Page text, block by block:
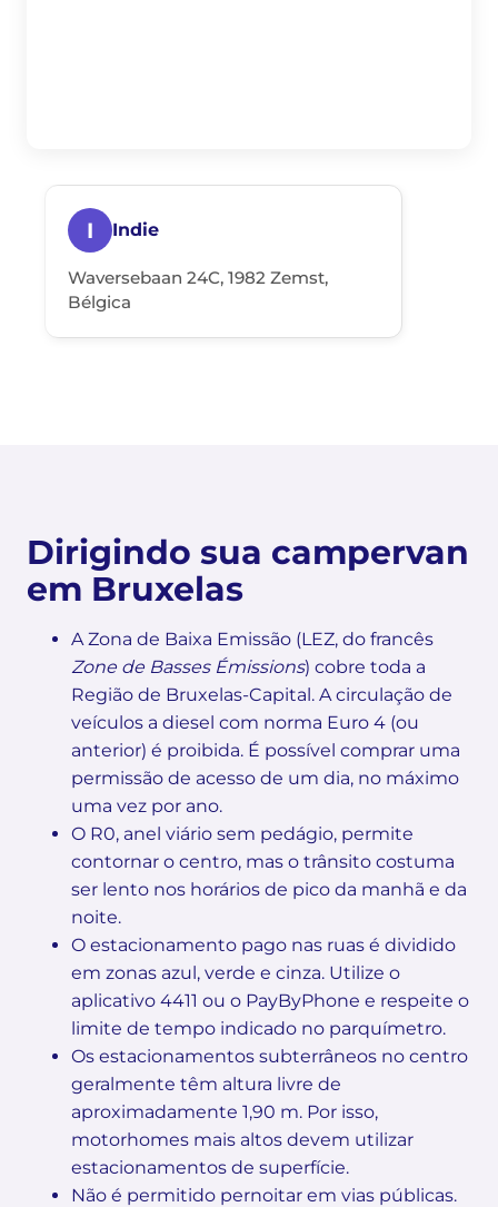
I Indie
Waversebaan 24C, 1982 Zemst,
Bélgica
Dirigindo sua campervan
em Bruxelas
A Zona de Baixa Emissão (LEZ, do francês
Zone de Basses Émissions) cobre toda a
Região de Bruxelas-Capital. A circulação de
veículos a diesel com norma Euro 4 (ou
anterior) é proibida. É possível comprar uma
permissão de acesso de um dia, no máximo
uma vez por ano.
O R0, anel viário sem pedágio, permite
contornar o centro, mas o trânsito costuma
ser lento nos horários de pico da manhã e da
noite.
O estacionamento pago nas ruas é dividido
em zonas azul, verde e cinza. Utilize o
aplicativo 4411 ou o PayByPhone e respeite o
limite de tempo indicado no parquímetro.
Os estacionamentos subterrâneos no centro
geralmente têm altura livre de
aproximadamente 1,90 m. Por isso,
motorhomes mais altos devem utilizar
estacionamentos de superfície.
Não é permitido pernoitar em vias públicas.